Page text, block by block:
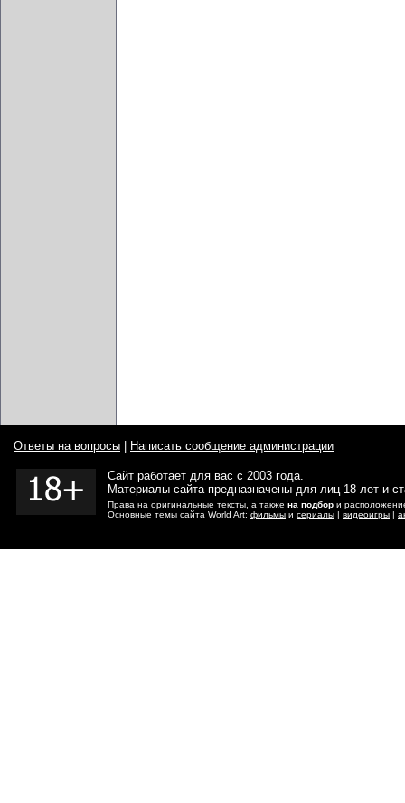
Ответы на вопросы Написать сообщение администрации
Сайт работает для вас с 2003 года.
Материалы сайта предназначены для лиц 18 лет и
Права на оригинальные тексты, а также на подбор и
Основные темы сайта World Art: фильмы и сериалы | видеоигры |